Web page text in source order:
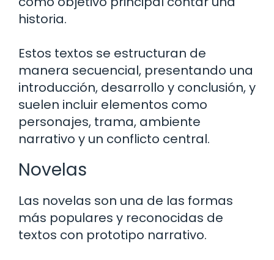
historia.
Estos textos se estructuran de
manera secuencial, presentando una
introducción, desarrollo y conclusión, y
suelen incluir elementos como
personajes, trama, ambiente
narrativo y un conflicto central.
Novelas
Las novelas son una de las formas
más populares y reconocidas de
textos con prototipo narrativo.